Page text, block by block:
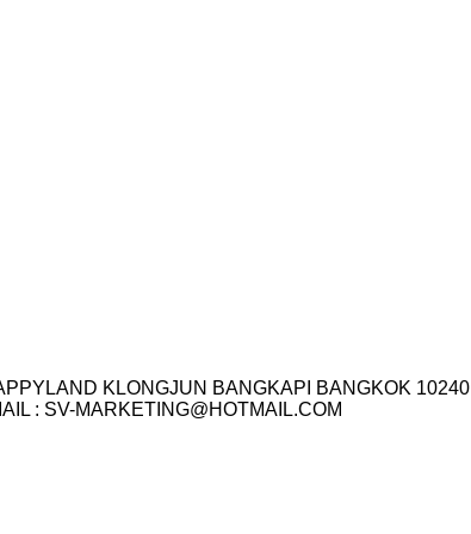
KLONGJUN BANGKAPI BANGKOK 10240
: SV-MARKETING@HOTMAIL.COM